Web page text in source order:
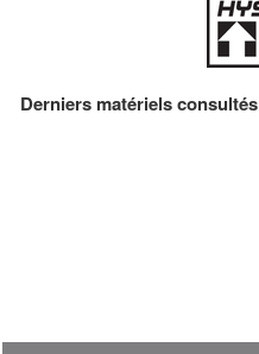
Derniers matériels consultés